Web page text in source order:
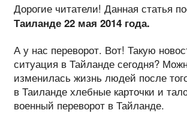
Дорогие читатели! Данная статья
Таиланде 22 мая 2014 года.
А у нас переворот. Вот! Такую
ситуация в Тайланде сегодня?
изменилась жизнь людей после
в Таиланде хлебные карточки и
военный переворот в Тайланде.